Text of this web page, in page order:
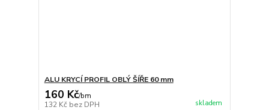
ALU KRYCÍ PROFIL OBLÝ ŠÍŘE 60 mm
160 Kč/bm
132 Kč bez DPH skladem